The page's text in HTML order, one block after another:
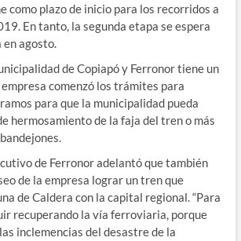
como plazo de inicio para los recorridos a
En tanto, la segunda etapa se espera
agosto.
de Copiapó y Ferronor tiene un
comenzó los trámites para
para que la municipalidad pueda
hermosamiento de la faja del tren o más
de Ferronor adelantó que también
de la empresa lograr un tren que
de Caldera con la capital regional. “Para
recuperando la vía ferroviaria, porque
inclemencias del desastre de la